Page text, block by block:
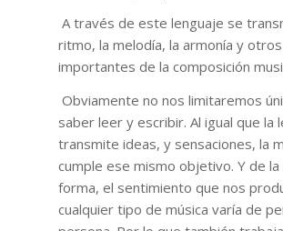
A través de este lenguaje se
ritmo, la melodía, la armonía y
importantes de la composición
Obviamente no nos limitaremos
saber leer y escribir. Al igual que la
transmite ideas, y sensaciones, la
cumple ese mismo objetivo. Y de la
forma, el sentimiento que nos
cualquier tipo de música varía de